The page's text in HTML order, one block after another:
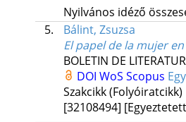
Nyilvános idéző
5.
Bálint, Zsuzsa
El papel de la mujer
BOLETIN DE
DOI WoS Scopus
Szakcikk
[32108494]